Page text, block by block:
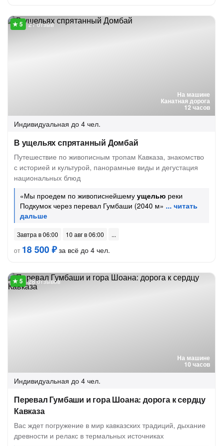
На машине
Канатная дорога
12 часов
21 отзыв
Индивидуальная до 4 чел.
В ущельях спрятанный Домбай
Путешествие по живописным тропам Кавказа, знакомство
с историей и культурой, панорамные виды и дегустация
национальных блюд
«Мы проедем по живописнейшему ущелью реки
Подкумок через перевал Гумбаши (2040 м»
Завтра в 06:00
10 авг в 06:00
от 18 500 ₽за всё до 4 чел.
На машине
10 часов
28 отзывов
Индивидуальная до 4 чел.
Перевал Гумбаши и гора Шоана: дорога к сердцу
Кавказа
Вас ждет погружение в мир кавказских традиций, дыхание
древности и релакс в термальных источниках